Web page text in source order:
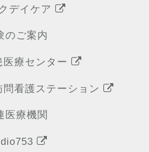
デイケア
のご案内
医療センター
看護ステーション
医療機関